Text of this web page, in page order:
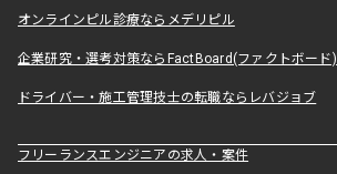
オンラインピル診療ならメデリピル
企業研究・選考対策ならFactBoard(ファクトボード)
ドライバー・施工管理技士の転職ならレバジョブ
フリーランスエンジニアの求人・案件